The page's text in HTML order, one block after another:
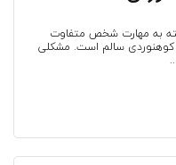
به مهارت شخص متفاوت
سالم است. مشکلی